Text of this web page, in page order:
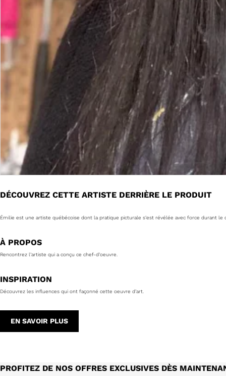
DÉCOUVREZ CETTE ARTISTE DERRIÈRE LE PRODUIT
Émilie est une artiste québécoise dont la pratique picturale s’est révélée avec force durant
À PROPOS
Rencontrez l’artiste qui a conçu ce chef-d’oeuvre.
INSPIRATION
Découvrez les influences qui ont façonné cette oeuvre d’art.
EN SAVOIR PLUS
PROFITEZ DE NOS OFFRES EXCLUSIVES DÈS